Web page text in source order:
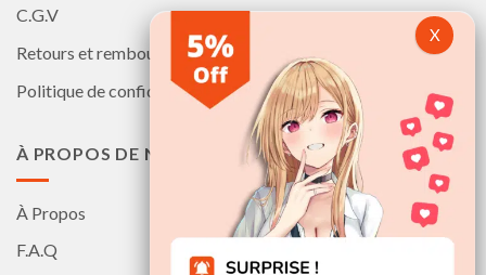
C.G.V
Retours et remboursements
Politique de confidentialité
À PROPOS DE NOUS
À Propos
F.A.Q